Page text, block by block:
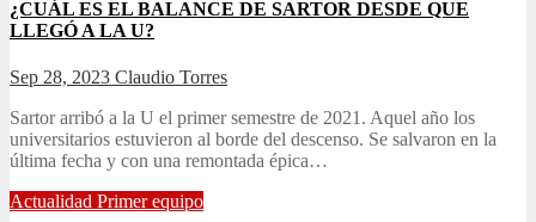
¿CUÁL ES EL BALANCE DE SARTOR DESDE QUE
LLEGÓ A LA U?
Sep 28, 2023 Claudio Torres
Sartor arribó a la U el primer semestre de 2021. Aquel año los
universitarios estuvieron al borde del descenso. Se salvaron en la
última fecha y con una remontada épica…
Actualidad Primer equipo